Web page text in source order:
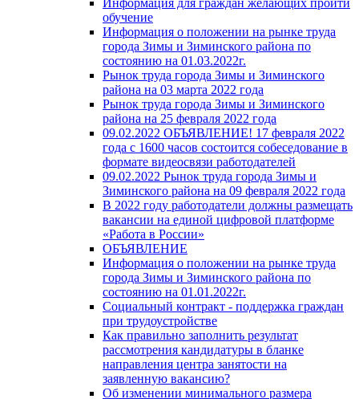
обучение
Информация о положении на рынке труда
города Зимы и Зиминского района по
состоянию на 01.03.2022г.
Рынок труда города Зимы и Зиминского
района на 03 марта 2022 года
Рынок труда города Зимы и Зиминского
района на 25 февраля 2022 года
09.02.2022 ОБЪЯВЛЕНИЕ! 17 февраля 2022
года с 1600 часов состоится собеседование в
формате видеосвязи работодателей
09.02.2022 Рынок труда города Зимы и
Зиминского района на 09 февраля 2022 года
В 2022 году работодатели должны размещать
вакансии на единой цифровой платформе
«Работа в России»
ОБЪЯВЛЕНИЕ
Информация о положении на рынке труда
города Зимы и Зиминского района по
состоянию на 01.01.2022г.
Социальный контракт - поддержка граждан
при трудоустройстве
Как правильно заполнить результат
рассмотрения кандидатуры в бланке
направления центра занятости на
заявленную вакансию?
Об изменении минимального размера